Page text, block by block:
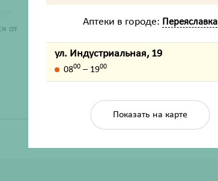
от
ХАРАКТЕРИСТИКИ
Жизненно важный
Аптеки в городе: Переяславка
ул. Индустриальная, 19
0800 – 1900
Показать на карте